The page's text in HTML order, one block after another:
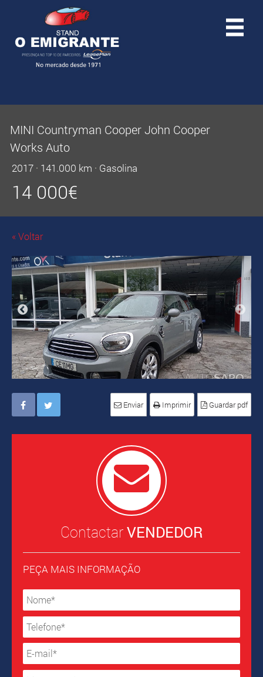
MINI Countryman Cooper John Cooper
Works Auto
2017 · 141.000 km · Gasolina
14 000€
« Voltar
Enviar Imprimir Guardar pdf
ContactarVENDEDOR
PEÇA MAIS INFORMAÇÃO